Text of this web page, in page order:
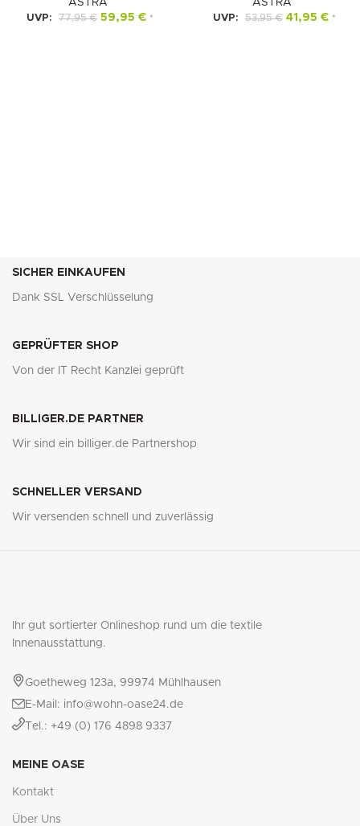
ASTRA
UVP: 77,95€ 59,95 € *
ASTRA
UVP: 53,95€ 41,95 € *
SICHER EINKAUFEN
Dank SSL Verschlüsselung
GEPRÜFTER SHOP
Von der IT Recht Kanzlei geprüft
BILLIGER.DE PARTNER
Wir sind ein billiger.de Partnershop
SCHNELLER VERSAND
Wir versenden schnell und zuverlässig
Ihr gut sortierter Onlineshop rund um die textile
Innenausstattung.
Goetheweg 123a, 99974 Mühlhausen
E-Mail: info@wohn-oase24.de
Tel.: +49 (0) 176 4898 9337
MEINE OASE
Kontakt
Über Uns